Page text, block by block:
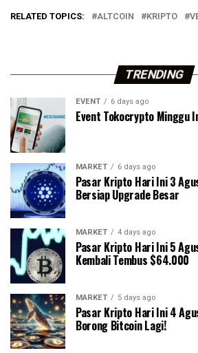
RELATED TOPICS: ALTCOIN KRIPTO
TRENDING
EVENT 6 days ago
Event Tokocrypto Minggu
MARKET 6 days ago
Pasar Kripto Hari Ini 3
Bersiap Upgrade Besar
MARKET 4 days ago
Pasar Kripto Hari Ini 5
Kembali Tembus $64.000
MARKET 5 days ago
Pasar Kripto Hari Ini 4
Borong Bitcoin Lagi!